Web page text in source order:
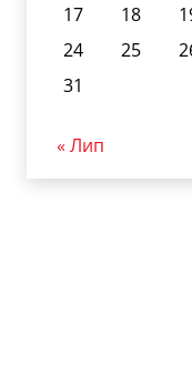
17
18
24
25
31
« Лип